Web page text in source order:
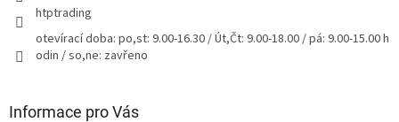
htptrading
otevírací doba: po,st: 9.00-16.30 / Út,Čt: 9.00-18.00 / pá: 9.00-15.00 h
odin / so,ne: zavřeno
Informace pro Vás